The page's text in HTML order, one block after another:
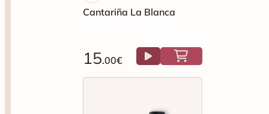
Cantariña La Blanca
15.00€